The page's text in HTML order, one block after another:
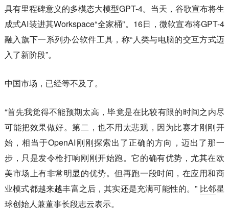
具有里程碑意义的多模态大模型GPT-4。当天，谷歌宣布将生
成式AI装进其Workspace“全家桶”。16日，微软宣布将GPT-4
融入旗下一系列办公软件工具，称“人类与电脑的交互方式迈
入了新阶段”。
中国市场，已经等不及了。
“首先我觉得不能预期太高，毕竟是在比较有限的时间之内尽
可能把效果做好。第二，也不用太悲观，因为比赛才刚刚开
始，相当于OpenAI刚刚探索出了正确的方向，迈出了那一
步，只是发令枪打响刚刚开始跑。它的确有优势，尤其在欧
美市场上有非常明显的优势。但再跑一段时间，在应用和商
业模式都越来越丰富之后，其实还是充满可能性的。” 比邻星
球创始人兼董事长段志云表示。